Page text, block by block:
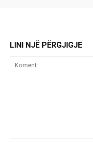
LINI NJË PËRGJIGJE